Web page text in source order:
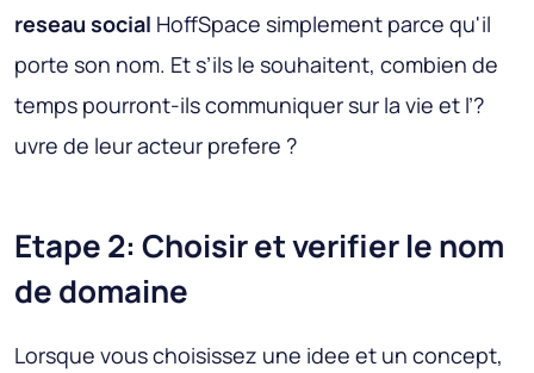
reseau social HoffSpace simplement parce qu'il
porte son nom. Et s’ils le souhaitent, combien de
temps pourront-ils communiquer sur la vie et l’?
uvre de leur acteur prefere ?
Etape 2: Choisir et verifier le nom
de domaine
Lorsque vous choisissez une idee et un concept,